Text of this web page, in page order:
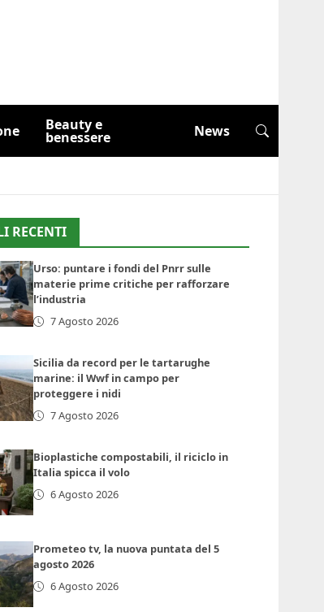
Beauty e
benessere News
RECENTI
Urso: puntare i fondi del Pnrr sulle
materie prime critiche per rafforzare
l’industria
7 Agosto 2026
Sicilia da record per le tartarughe
marine: il Wwf in campo per
proteggere i nidi
7 Agosto 2026
Bioplastiche compostabili, il riciclo in
Italia spicca il volo
6 Agosto 2026
Prometeo tv, la nuova puntata del 5
agosto 2026
6 Agosto 2026